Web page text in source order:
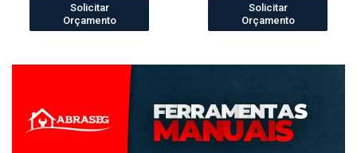
Solicitar
Orçamento
Solicitar
Orçamento